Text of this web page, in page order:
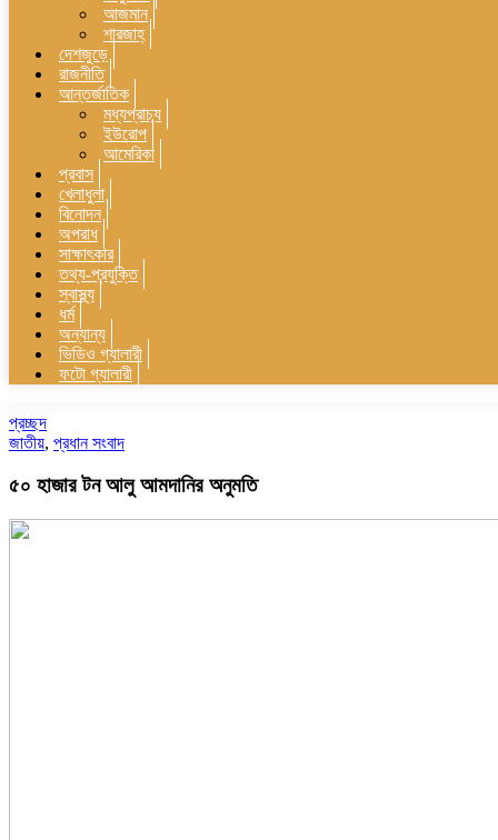
আজমান
শারজাহ্
দেশজুড়ে
রাজনীতি
আন্তর্জাতিক
মধ্যপ্রাচ্য
ইউরোপ
আমেরিকা
প্রবাস
খেলাধুলা
বিনোদন
অপরাধ
সাক্ষাৎকার
তথ্য-প্রযুক্তি
স্বাস্থ্য
ধর্ম
অন্যান্য
ভিডিও গ্যালারী
ফটো গ্যালারী
প্রচ্ছদ
জাতীয়, প্রধান সংবাদ
৫০ হাজার টন আলু আমদানির অনুমতি